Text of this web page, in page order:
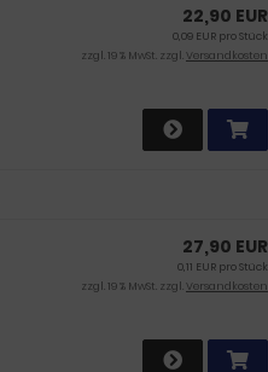
22,90 EUR
0,09 EUR pro Stück
zzgl. 19 % MwSt. zzgl.Versandkosten
27,90 EUR
0,11 EUR pro Stück
zzgl. 19 % MwSt. zzgl.Versandkosten